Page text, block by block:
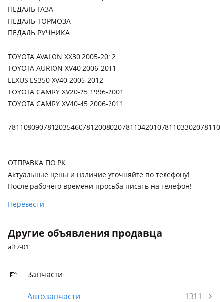
поколение (A3), 2000 - 2005 2 поколение (A2), 1994 - 2000 1
поколение (A1)
Lexus ES 350
2006 - 2009 5 поколение (V4), 2009 - 2012 5 поколение
поколение рестайлинг (V6)
ПЕДАЛЬ ГАЗА
ПЕДАЛЬ ТОРМОЗА
ПЕДАЛЬ РУЧНИКА
TOYOTA AVALON XX30 2005-2012
TOYOTA AURION XV40 2006-2011
LEXUS ES350 XV40 2006-2012
TOYOTA CAMRY XV20-25 1996-2001
TOYOTA CAMRY XV40-45 2006-2011
ОТПРАВКА ПО РК
Актуальные цены и наличие уточняйте по телефону!
После рабочего времени просьба писать на телефон!
Перевести
Другие объявления продавца
al17-01
Запчасти
Автозапчасти
1311